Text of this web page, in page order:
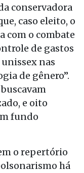
conservadora
caso eleito, o
com o combate
de gastos
nas
de gênero”.
e oito
fundo
o repertório
há